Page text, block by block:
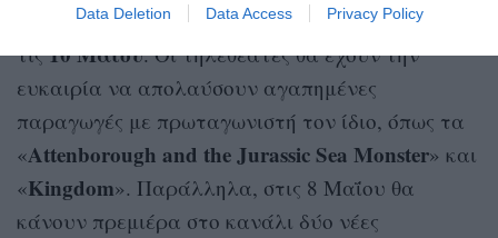
Data Deletion Data Access Privacy Policy
μοναδικό τηλεοπτικό αφιέρωμα, από τις8έως
τις10 Μαΐου. Οι τηλεθεατές θα έχουν την
ευκαιρία να απολαύσουν αγαπημένες
παραγωγές με πρωταγωνιστή τον ίδιο, όπως τα
«Attenborough and the Jurassic Sea Monster» και
«Kingdom». Παράλληλα, στις 8 Μαΐου θα
κάνουν πρεμιέρα στο κανάλι δύο νέες